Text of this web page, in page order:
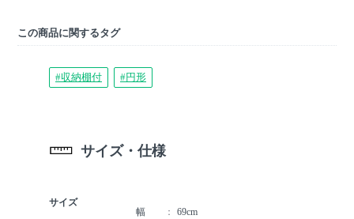
この商品に関するタグ
#収納棚付 #円形
サイズ・仕様
サイズ
幅
69cm